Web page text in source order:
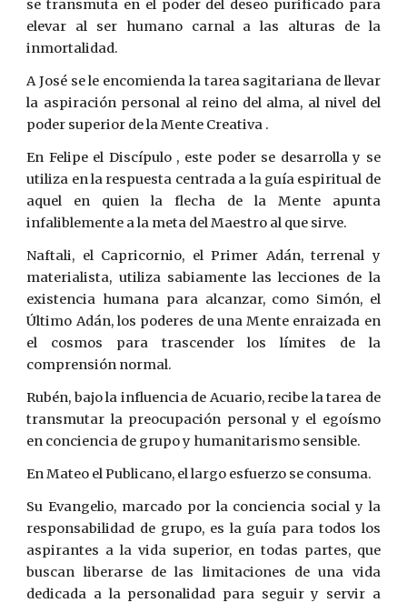
se transmuta en el poder del deseo purificado para
elevar al ser humano carnal a las alturas de la
inmortalidad.
A José se le encomienda la tarea sagitariana de llevar
la aspiración personal al reino del alma, al nivel del
poder superior de la Mente Creativa .
En Felipe el Discípulo , este poder se desarrolla y se
utiliza en la respuesta centrada a la guía espiritual de
aquel en quien la flecha de la Mente apunta
infaliblemente a la meta del Maestro al que sirve.
Naftali, el Capricornio, el Primer Adán, terrenal y
materialista, utiliza sabiamente las lecciones de la
existencia humana para alcanzar, como Simón, el
Último Adán, los poderes de una Mente enraizada en
el cosmos para trascender los límites de la
comprensión normal.
Rubén, bajo la influencia de Acuario, recibe la tarea de
transmutar la preocupación personal y el egoísmo
en conciencia de grupo y humanitarismo sensible.
En Mateo el Publicano, el largo esfuerzo se consuma.
Su Evangelio, marcado por la conciencia social y la
responsabilidad de grupo, es la guía para todos los
aspirantes a la vida superior, en todas partes, que
buscan liberarse de las limitaciones de una vida
dedicada a la personalidad para seguir y servir a